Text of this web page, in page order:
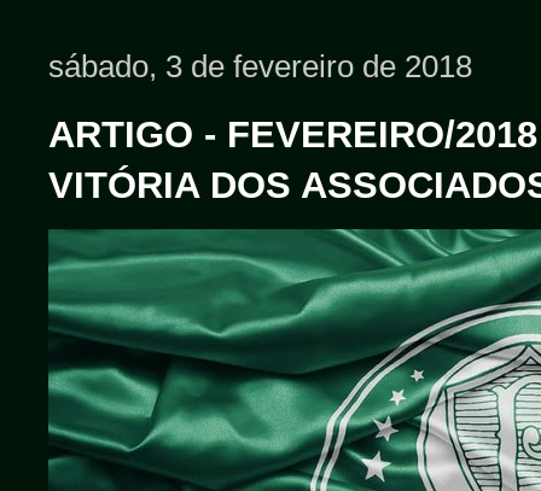
sábado, 3 de fevereiro de 2018
ARTIGO - FEVEREIRO/
VITÓRIA DOS